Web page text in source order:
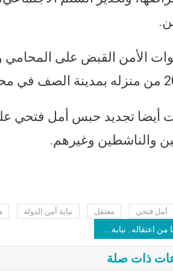
والناشطين وغيرهم.
أمل فتحي معتقل نيابة أمن الدولة
ذات صلة